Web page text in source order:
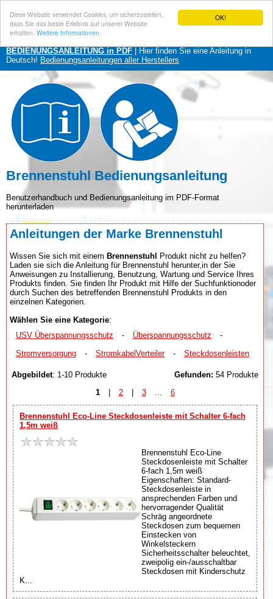
OK!
Diese Website verwendet Cookies, um sicherzustellen,
dass Sie das beste Erlebnis auf unserer Website
erhalten. Weitere Informationen
BEDIENUNGSANLEITUNG in PDF | Hier finden Sie eine Anleitung in
Deutsch! Bedienungsanleitungen aller Herstellers
Brennenstuhl Bedienungsanleitung
Benutzerhandbuch und Bedienungsanleitung im PDF-Format
herunterladen
Anleitungen der Marke Brennenstuhl
Wissen Sie sich mit einem Brennenstuhl Produkt nicht zu helfen?
Laden sie sich die Anleitung für Brennenstuhl herunter,in der Sie
Anweisungen zu Installierung, Benutzung, Wartung und Service Ihres
Produkts finden. Sie finden Ihr Produkt mit Hilfe der Suchfunktionoder
durch Suchen des betreffenden Brennenstuhl Produkts in den
einzelnen Kategorien.
Wählen Sie eine Kategorie:
USV Überspannungsschutz
- Überspannungsschutz
-
Stromversorgung
- StromkabelVerteiler - Steckdosenleisten
Abgebildet: 1-10 Produkte Gefunden: 54 Produkte
1
| 2 | 3 6
Brennenstuhl Eco-Line Steckdosenleiste mit Schalter 6-fach
1,5m weiß
Brennenstuhl Eco-Line
Steckdosenleiste mit Schalter
6-fach 1,5m weiß
Eigenschaften: Standard-
Steckdosenleiste in
ansprechenden Farben und
hervorragender Qualität
Schräg angeordnete
Steckdosen zum bequemen
Einstecken von
Winkelsteckern
Sicherheitsschalter beleuchtet,
zweipolig ein-/ausschaltbar
Steckdosen mit Kinderschutz
K...